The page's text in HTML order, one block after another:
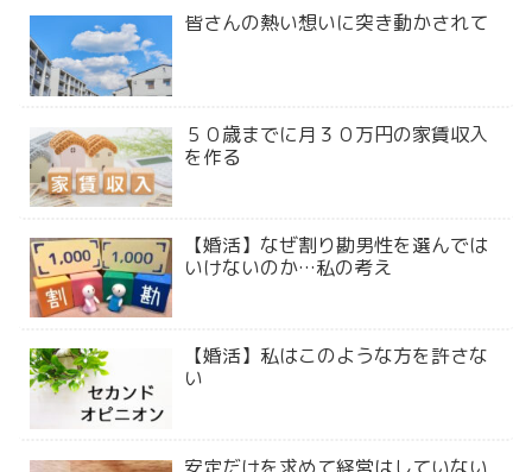
皆さんの熱い想いに突き動かされて
５０歳までに月３０万円の家賃収入
を作る
【婚活】なぜ割り勘男性を選んでは
いけないのか…私の考え
【婚活】私はこのような方を許さな
い
安定だけを求めて経営はしていない